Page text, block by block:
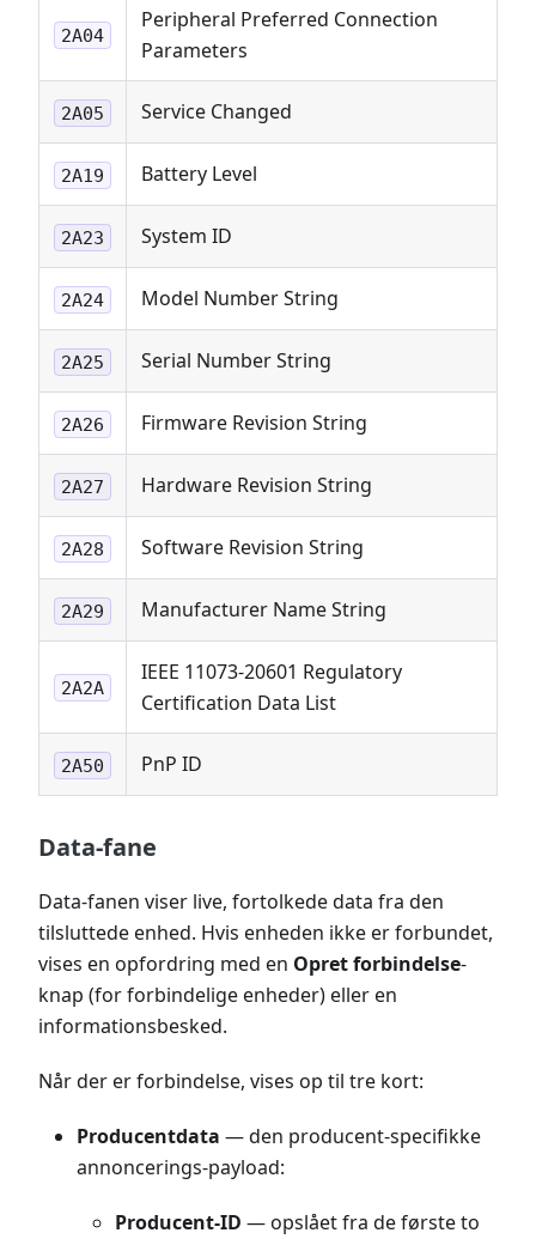
2A04
Peripheral Preferred Connection
Parameters
2A05 Service Changed
2A19 Battery Level
2A23 System ID
2A24 Model Number String
2A25 Serial Number String
2A26 Firmware Revision String
2A27 Hardware Revision String
2A28 Software Revision String
2A29 Manufacturer Name String
2A2A
IEEE 11073-20601 Regulatory
Certification Data List
2A50 PnP ID
Data-fane
Data-fanen viser live, fortolkede data fra den
tilsluttede enhed. Hvis enheden ikke er forbundet,
vises en opfordring med en Opret forbindelse-
knap (for forbindelige enheder) eller en
informationsbesked.
Når der er forbindelse, vises op til tre kort:
Producentdata — den producent-specifikke
annoncerings-payload:
Producent-ID — opslået fra de første to